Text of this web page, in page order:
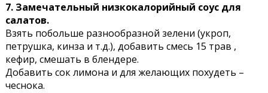
7. Замечательный низкокалорийный соус для
салатов.
Взять побольше разнообразной зелени (укроп,
петрушка, кинза и т.д.), добавить смесь 15 трав ,
кефир, смешать в блендере.
Добавить сок лимона и для желающих похудеть –
чеснока.